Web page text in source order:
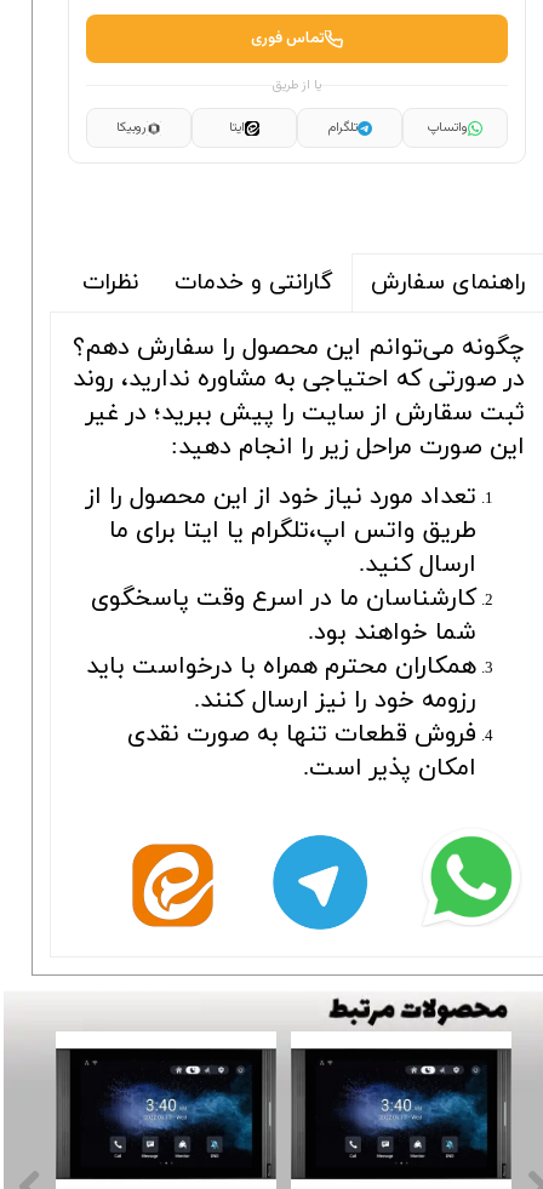
تماس فوری
یا از طریق
واتساپ تلگرام ایتا روبیکا
راهنمای سفارش گارانتی و خدمات نظرات
چگونه می‌توانم این محصول را سفارش دهم؟
در صورتی که احتیاجی به مشاوره ندارید، روند
ثبت سقارش از سایت را پیش ببرید؛ در غیر
این صورت مراحل زیر را انجام دهید:
تعداد مورد نیاز خود از این محصول را از
طریق واتس اپ،تلگرام یا ایتا برای ما
ارسال کنید.
کارشناسان ما در اسرع وقت پاسخگوی
شما خواهند بود.
همکاران محترم همراه با درخواست باید
رزومه خود را نیز ارسال کنند.
فروش قطعات تنها به صورت نقدی
امکان پذیر است.